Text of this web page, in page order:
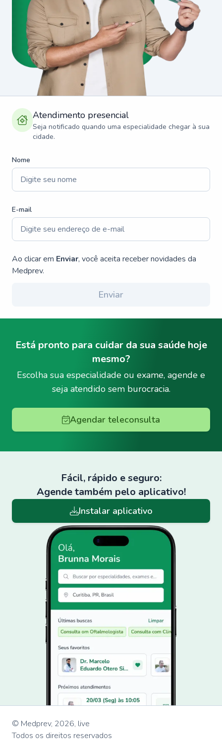
Atendimento presencial
Seja notificado quando uma especialidade chegar à sua
cidade.
Nome
E-mail
Ao clicar em Enviar, você aceita receber novidades da
Medprev.
Enviar
Está pronto para cuidar da sua saúde hoje
mesmo?
Escolha sua especialidade ou exame, agende e
seja atendido sem burocracia.
Agendar teleconsulta
Fácil, rápido e seguro:
Agende também pelo aplicativo!
Instalar aplicativo
© Medprev, 2026, live
Todos os direitos reservados